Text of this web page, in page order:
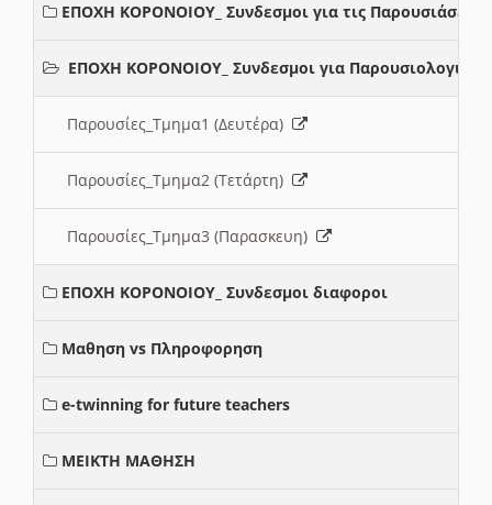
ΕΠΟΧΗ ΚΟΡΟΝΟΙΟΥ_ Συνδεσμοι για τις Παρουσιάσεις
ΕΠΟΧΗ ΚΟΡΟΝΟΙΟΥ_ Συνδεσμοι για Παρουσιολογια
Παρουσίες_Τμημα1 (Δευτέρα)
Παρουσίες_Τμημα2 (Τετάρτη)
Παρουσίες_Τμημα3 (Παρασκευη)
ΕΠΟΧΗ ΚΟΡΟΝΟΙΟΥ_ Συνδεσμοι διαφοροι
Μαθηση vs Πληροφορηση
e-twinning for future teachers
ΜΕΙΚΤΗ ΜΑΘΗΣΗ